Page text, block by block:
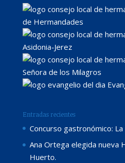
de Hermandades
Asidonia-Jerez
Señora de los Milagros
Entradas recientes
Concurso gastronómico:
Ana Ortega elegida nueva
Huerto.